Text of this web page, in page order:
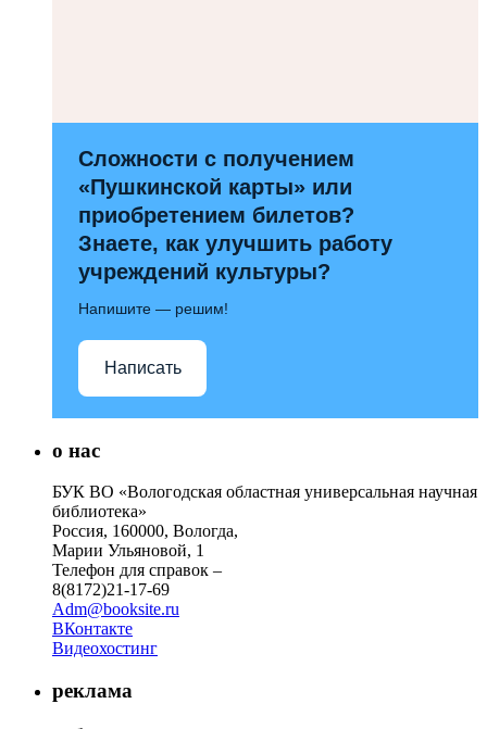
Сложности с получением
«Пушкинской карты» или
приобретением билетов?
Знаете, как улучшить работу
учреждений культуры?
Напишите — решим!
Написать
о нас
БУК ВО «Вологодская областная универсальная научная
библиотека»
Россия, 160000, Вологда,
Марии Ульяновой, 1
Телефон для справок –
8(8172)21-17-69
Adm@booksite.ru
ВКонтакте
Видеохостинг
реклама